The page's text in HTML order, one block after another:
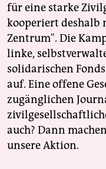
für eine starke
kooperiert deshalb
Zentrum". Die
linke,
solidarischen
auf. Eine offene
zugänglichen
auch? Dann
unsere Aktion.